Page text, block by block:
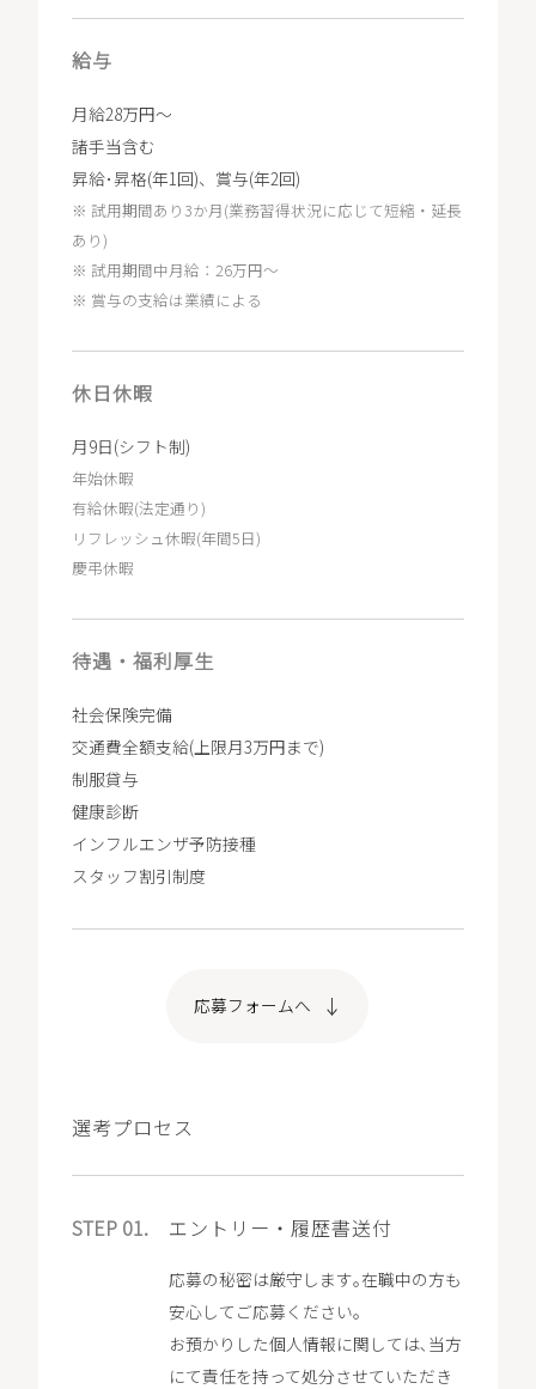
給与
月給28万円～
諸手当含む
昇給･昇格(年1回)、賞与(年2回)
※ 試用期間あり3か月(業務習得状況に応じて短縮・延長
あり)
※ 試用期間中月給：26万円～
※ 賞与の支給は業績による
休日休暇
月9日(シフト制)
年始休暇
有給休暇(法定通り)
リフレッシュ休暇(年間5日)
慶弔休暇
待遇・福利厚生
社会保険完備
交通費全額支給(上限月3万円まで)
制服貸与
健康診断
インフルエンザ予防接種
スタッフ割引制度
応募フォームへ
選考プロセス
STEP 01. エントリー・履歴書送付
応募の秘密は厳守します｡在職中の方も
安心してご応募ください｡
お預かりした個人情報に関しては､当方
にて責任を持って処分させていただき